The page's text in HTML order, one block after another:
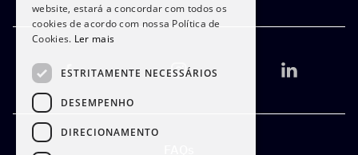
website, estará a concordar com todos os
cookies de acordo com nossa Política de
Cookies. Ler mais
ESTRITAMENTE NECESSÁRIOS
DESEMPENHO
DIRECIONAMENTO